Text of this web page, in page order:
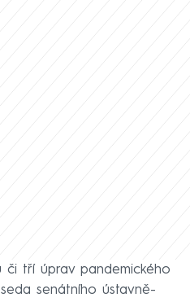
tří úprav pandemického
senátního ústavně-